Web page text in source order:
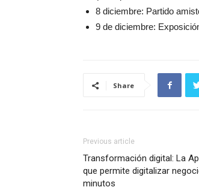
8 diciembre: Partido
9 de diciembre:
Share
Previous article
Transformación digital: La
que permite digitalizar
minutos